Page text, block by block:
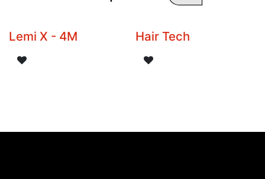
Lemi X - 4M Hair Tech